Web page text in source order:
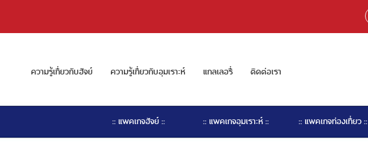
ความรู้เกี่ยวกับฮัจย์ ความรู้เกี่ยวกับอุมเราะห์ แกลเลอรี่ ติดต่อเรา
:: แพคเกจฮัจย์ :: :: แพคเกจอุมเราะห์ :: :: แพคเกจท่องเที่ยว ::